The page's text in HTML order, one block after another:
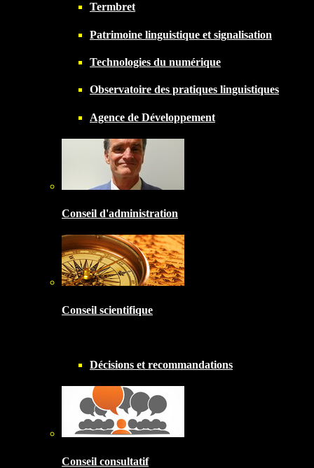
Termbret
Patrimoine linguistique et signalisation
Technologies du numérique
Observatoire des pratiques linguistiques
Agence de Développement
Conseil d'administration
Conseil scientifique
Décisions et recommandations
Conseil consultatif